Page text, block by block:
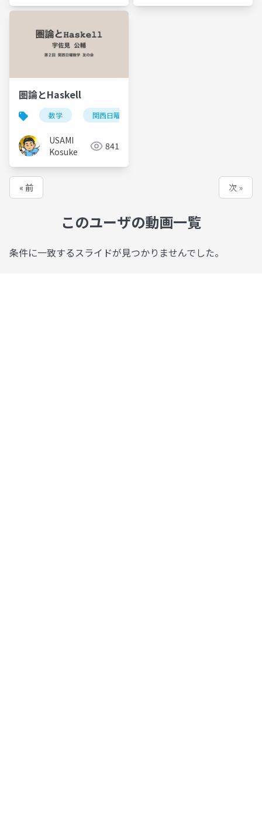
圏論とHaskell
数学 関西日曜数学友の会
USAMI
Kosuke
841
« 前 次 »
このユーザの動画一覧
条件に一致するスライドが見つかりませんでした。